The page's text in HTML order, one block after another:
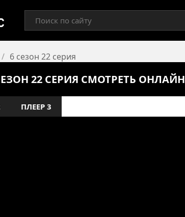
6 сезон 22 серия
22 СЕРИЯ СМОТРЕТЬ ОНЛАЙН
ПЛЕЕР 3